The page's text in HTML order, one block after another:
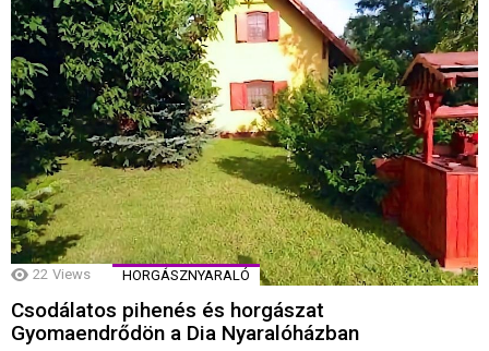
22 Views HORGÁSZNYARALÓ
Csodálatos pihenés és horgászat
Gyomaendrődön a Dia Nyaralóházban